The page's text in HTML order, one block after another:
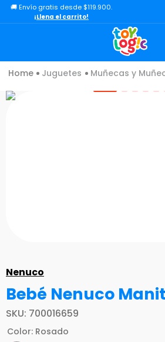
🚚 Envío gratis desde $119.900.
¡Llena el carrito!
Juguetes Muñecas y
Nenuco
Bebé Nenuco
SKU: 700016659
Color: Rosado
TÉRMINOS MÁS BUSCADOS
3.
carro
4